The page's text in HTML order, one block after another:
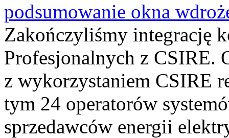
podsumowanie okna
Zakończyliśmy integrację
Profesjonalnych z CSIRE.
z wykorzystaniem CSIRE
tym 24 operatorów
sprzedawców energii